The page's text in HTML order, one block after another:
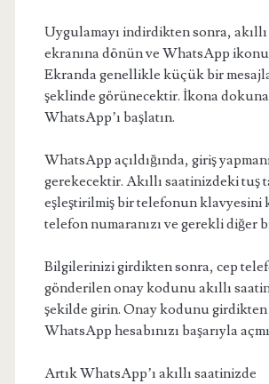
Uygulamayı indirdikten sonra,
ekranına dönün ve WhatsApp
Ekranda genellikle küçük bir
şeklinde görünecektir. İkona
WhatsApp’ı başlatın.
WhatsApp açıldığında, giriş
gerekecektir. Akıllı saatinizdeki tuş
eşleştirilmiş bir telefonun klavyesini
telefon numaranızı ve gerekli diğer
Bilgilerinizi girdikten sonra, cep
gönderilen onay kodunu akıllı
şekilde girin. Onay kodunu
WhatsApp hesabınızı başarıyla
Artık WhatsApp’ı akıllı saatinizde